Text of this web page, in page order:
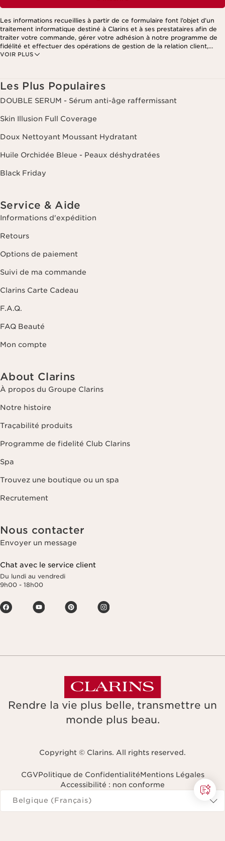
VOIR PLUS
Les informations recueillies à partir de ce formulaire font l’objet d’un
traitement informatique destiné à Clarins et à ses prestataires afin de
traiter votre commande, gérer votre adhésion à notre programme de
fidélité et effectuer des opérations de gestion de la relation client,
notamment pour vous adresser des offres personnalisées en fonction
Les Plus Populaires
DOUBLE SERUM - Sérum anti-âge raffermissant
Skin Illusion Full Coverage
Doux Nettoyant Moussant Hydratant
Huile Orchidée Bleue - Peaux déshydratées
Black Friday
Service & Aide
Informations d'expédition
Retours
Options de paiement
Suivi de ma commande
Clarins Carte Cadeau
F.A.Q.
FAQ Beauté
Mon compte
About Clarins
À propos du Groupe Clarins
Notre histoire
Traçabilité produits
Programme de fidelité Club Clarins
Spa
Trouvez une boutique ou un spa
Recrutement
Nous contacter
Envoyer un message
Chat avec le service client
Du lundi au vendredi
9h00 - 18h00
Rendre la vie plus belle, transmettre un
monde plus beau.
Copyright © Clarins. All rights reserved.
CGVPolitique de ConfidentialitéMentions Légales
Accessibilité : non conforme
Naviguer vers
Belgique (Français)